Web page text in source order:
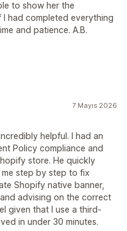
to show her the
I had completed everything
and patience. A.B.
7 Mayıs 2026
helpful. I had an
Policy compliance and
store. He quickly
step by step to fix
Shopify native banner,
advising on the correct
given that I use a third-
in under 30 minutes.